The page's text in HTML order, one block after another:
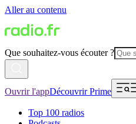
Aller au contenu
Que souhaitez-vous écouter ?
Ouvrir l'appDécouvrir Prime
Top 100 radios